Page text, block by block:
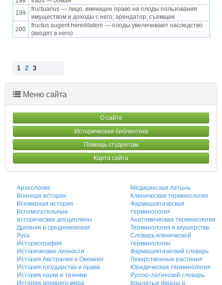
199
fructuarius — лицо, имеющее право на плоды пользования
имуществом и доходы с него; арендатор; съемщик
200
fructus augent hereditatem — плоды увеличивают наследство
(входят в него)
1 2 3
Меню сайта
О сайте
Историческая библиотека
Помощь студентам
Карта сайта
Археология
Военная история
Всемирная история
Вспомогательные
исторические дисциплины
Древняя и средневековая
Русь
Историография
Исторические личности
История Австралии и Океании
История государства и права
История науки и техники
История древнего мира
Медицинская латынь
Клиническая терминология
Фармацевтическая
терминология
Анатомическая терминология
Терминология в акушерстве
Словарь клинической
терминологии
Фармацевтический словарь
Лекарственные растения
Юридическая терминология
Русско-латинский словарь
Крылатые фразы и